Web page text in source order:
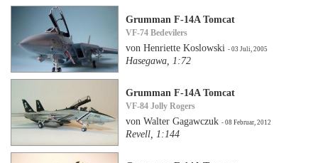
Grumman F-14A Tomcat
VF-74 Bedevilers
von Henriette Koslowski- 03 Juli, 2005
Hasegawa, 1:72
Grumman F-14A Tomcat
VF-84 Jolly Rogers
von Walter Gagawczuk- 08 Februar, 2012
Revell, 1:144